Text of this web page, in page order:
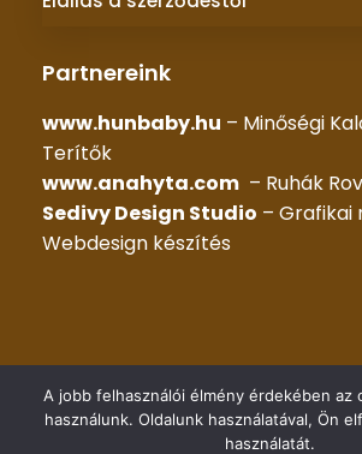
Partnereink
www.hunbaby.hu – Minőségi
Terítők
www.anahyta.com – Ruhák
Sedivy Design Studio – Grafikai
Webdesign készítés
© 2025 –KALOCSAI RUHÁK–
Készítette::HG WEB
A jobb felhasználói élmény érdekében az
használunk. Oldalunk használatával, Ön
használatát.